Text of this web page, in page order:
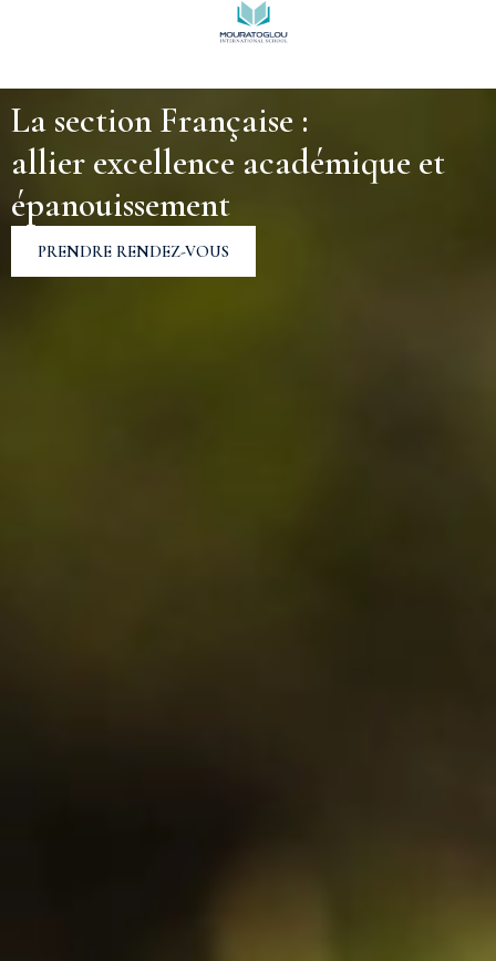
La section Française :
allier excellence académique et
épanouissement
PRENDRE RENDEZ-VOUS